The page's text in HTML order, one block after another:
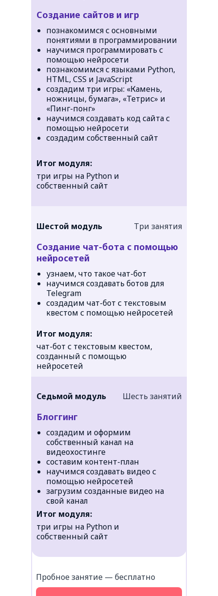
три игры на Python и
собственный сайт
Создание сайтов и игр
Итог модуля:
познакомимся с основными
понятиями в программировании
научимся программировать с
помощью нейросети
познакомимся с языками Python,
HTML, CSS и JavaScript
создадим три игры: «Камень,
ножницы, бумага», «Тетрис» и
«Пинг-понг»
научимся создавать код сайта с
помощью нейросети
создадим собственный сайт
Шестой модуль Три занятия
Седьмой модуль
чат-бот с текстовым квестом,
созданный с помощью
нейросетей
Шесть занятий
Создание чат-бота с помощью
нейросетей
Итог модуля:
узнаем, что такое чат-бот
научимся создавать ботов для
Telegram
создадим чат-бот с текстовым
квестом с помощью нейросетей
три игры на Python и
собственный сайт
Блоггинг
Итог модуля:
создадим и оформим
собственный канал на
видеохостинге
составим контент-план
научимся создавать видео с
помощью нейросетей
загрузим созданные видео на
свой канал
Пробное занятие — бесплатно